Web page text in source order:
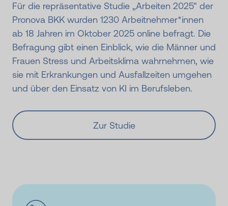
Für die repräsentative Studie „Arbeiten 2025“ der
Pronova BKK wurden 1230 Arbeitnehmer*innen
ab 18 Jahren im Oktober 2025 online befragt. Die
Befragung gibt einen Einblick, wie die Männer und
Frauen Stress und Arbeitsklima wahrnehmen, wie
sie mit Erkrankungen und Ausfallzeiten umgehen
und über den Einsatz von KI im Berufsleben.
Zur Studie